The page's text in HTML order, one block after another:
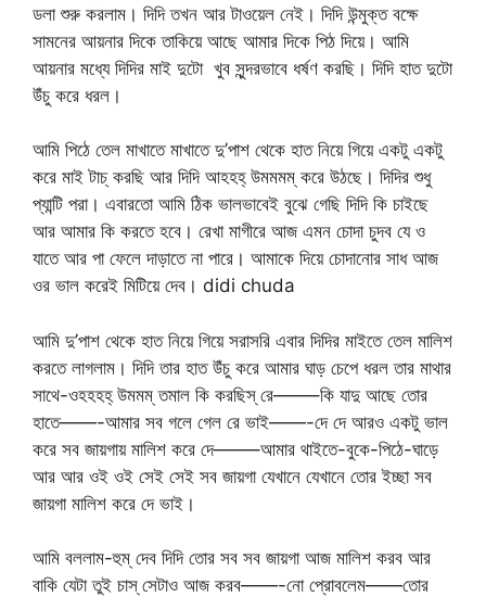
ডলা শুরু করলাম। দিদি তখন আর টাওয়েল নেই। দিদি উন্মুক্ত বক্ষে
সামনের আয়নার দিকে তাকিয়ে আছে আমার দিকে পিঠ দিয়ে। আমি
আয়নার মধ্যে দিদির মাই দুটো খুব সুন্দরভাবে ধর্ষণ করছি। দিদি হাত দুটো
উঁচু করে ধরল।
আমি পিঠে তেল মাখাতে মাখাতে দু’পাশ থেকে হাত নিয়ে গিয়ে একটু একটু
করে মাই টাচ্ করছি আর দিদি আহহহ্ উমমমম্ করে উঠছে। দিদির শুধু
প্যান্টি পরা। এবারতো আমি ঠিক ভালভাবেই বুঝে গেছি দিদি কি চাইছে
আর আমার কি করতে হবে। রেখা মাগীরে আজ এমন চোদা চুদব যে ও
যাতে আর পা ফেলে দাড়াতে না পারে। আমাকে দিয়ে চোদানোর সাধ আজ
ওর ভাল করেই মিটিয়ে দেব। didi chuda
আমি দু’পাশ থেকে হাত নিয়ে গিয়ে সরাসরি এবার দিদির মাইতে তেল মালিশ
করতে লাগলাম। দিদি তার হাত উঁচু করে আমার ঘাড় চেপে ধরল তার মাথার
সাথে-ওহহহহ্ উমমম্ তমাল কি করছিস্ রে——–কি যাদু আছে তোর
হাতে——-আমার সব গলে গেল রে ভাই——-দে দে আরও একটু ভাল
করে সব জায়গায় মালিশ করে দে——–আমার থাইতে-বুকে-পিঠে-ঘাড়ে
আর আর ওই ওই সেই সেই সব জায়গা যেখানে যেখানে তোর ইচ্ছা সব
জায়গা মালিশ করে দে ভাই।
আমি বললাম-হুম্ দেব দিদি তোর সব সব জায়গা আজ মালিশ করব আর
বাকি যেটা তুই চাস্ সেটাও আজ করব——-নো প্রোবলেম——তোর